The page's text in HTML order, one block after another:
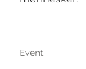
Event